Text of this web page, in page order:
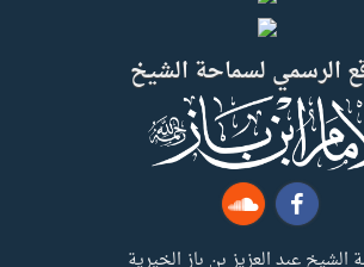
الرسمي لسماحة الشيخ